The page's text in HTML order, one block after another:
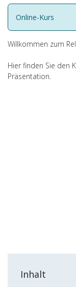
Online-Kurs
Willkommen zum
Hier finden Sie den
Präsentation.
Inhalt